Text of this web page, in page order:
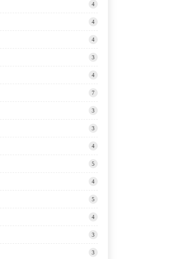
4
4
4
3
4
7
3
3
4
5
4
5
4
3
3